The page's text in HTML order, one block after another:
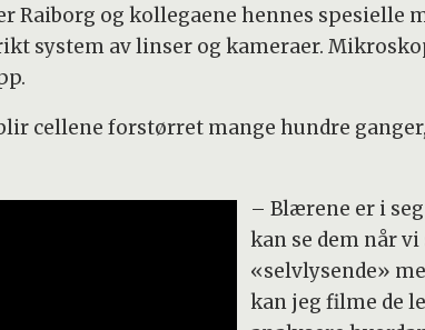
Raiborg og kollegaene hennes spesielle
system av linser og kameraer.
cellene forstørret mange hundre
– Blærene er i
kan se dem når
«selvlysende»
kan jeg filme de